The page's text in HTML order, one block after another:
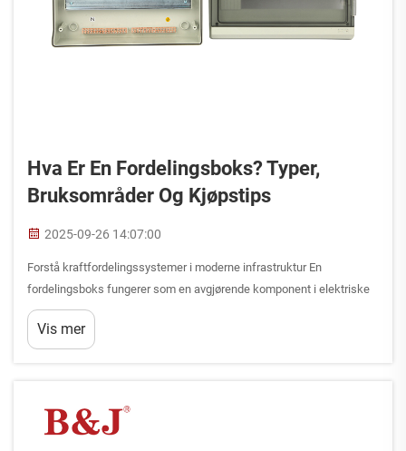
Hva Er En Fordelingsboks? Typer,
Bruksområder Og Kjøpstips
2025-09-26 14:07:00
Forstå kraftfordelingssystemer i moderne infrastruktur En
fordelingsboks fungerer som en avgjørende komponent i elektriske
systemer, og virker som en sentral hub for å administrere og
distribuere elektrisk kraft gjennom bygninger, industrielle anlegg...
Vis mer